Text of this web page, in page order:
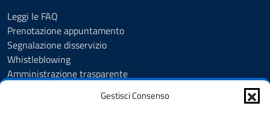
Gestisci Consenso
Leggi le FAQ
Prenotazione appuntamento
Segnalazione disservizio
Whistleblowing
Amministrazione trasparente